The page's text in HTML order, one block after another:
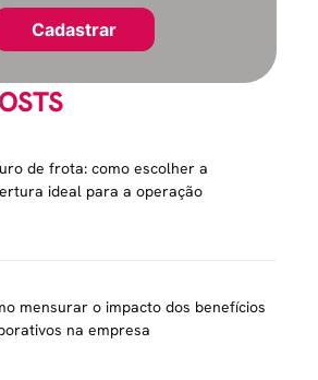
de frota: como escolher a
ideal para a operação
mensurar o impacto dos benefícios
na empresa